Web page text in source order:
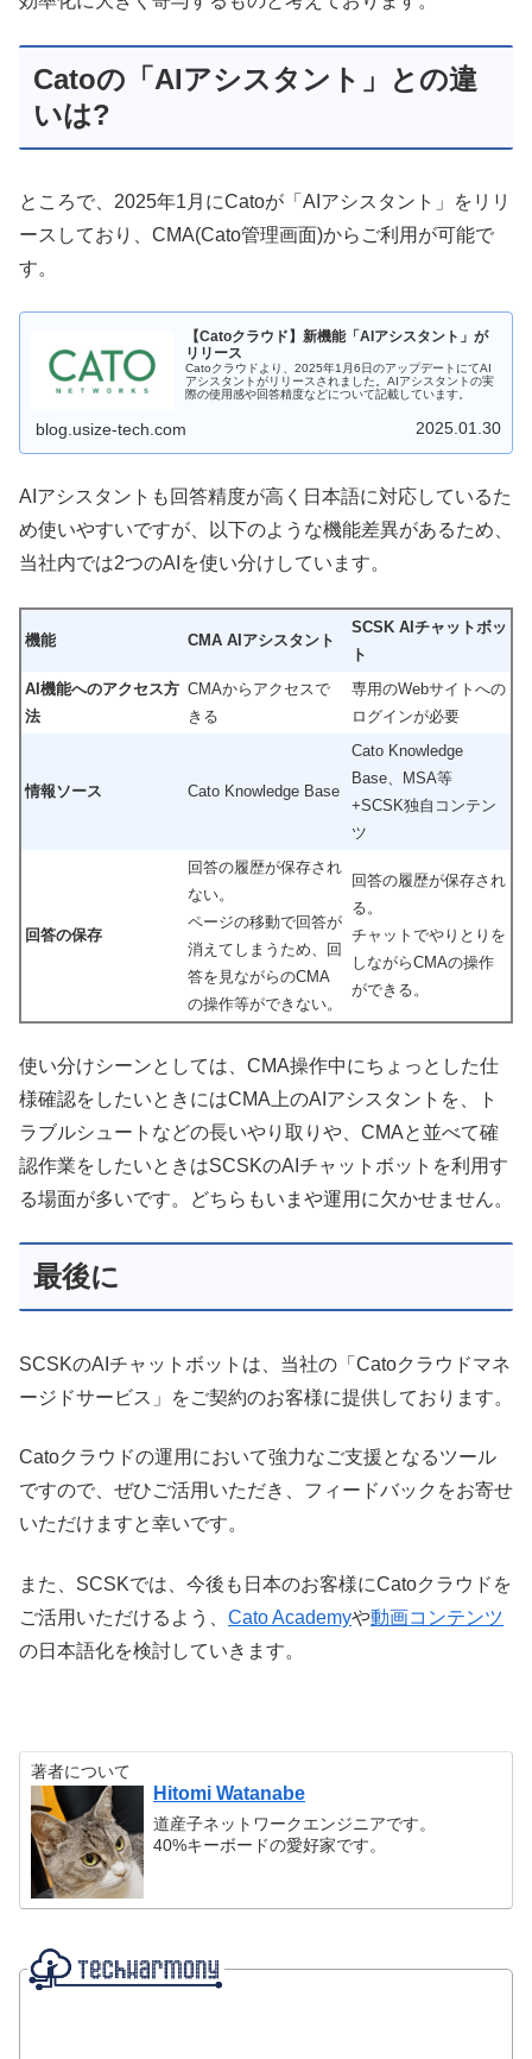
Catoの「AIアシスタント」との違
いは?
ところで、2025年1月にCatoが「AIアシスタント」をリリ
ースしており、CMA(Cato管理画面)からご利用が可能で
す。
【Catoクラウド】新機能「AIアシスタント」が
リリース
Catoクラウドより、2025年1月6日のアップデートにてAI
アシスタントがリリースされました。AIアシスタントの実
際の使用感や回答精度などについて記載しています。
blog.usize-tech.com 2025.01.30
AIアシスタントも回答精度が高く日本語に対応しているた
め使いやすいですが、以下のような機能差異があるため、
当社内では2つのAIを使い分けしています。
機能 CMA AIアシスタント
SCSK AIチャットボッ
ト
AI機能へのアクセス方
法
CMAからアクセスで
きる
専用のWebサイトへの
ログインが必要
情報ソース Cato Knowledge Base
Cato Knowledge
Base、MSA等
+SCSK独自コンテン
ツ
回答の保存
回答の履歴が保存され
ない。
ページの移動で回答が
消えてしまうため、回
答を見ながらのCMA
の操作等ができない。
回答の履歴が保存され
る。
チャットでやりとりを
しながらCMAの操作
ができる。
使い分けシーンとしては、CMA操作中にちょっとした仕
様確認をしたいときにはCMA上のAIアシスタントを、ト
ラブルシュートなどの長いやり取りや、CMAと並べて確
認作業をしたいときはSCSKのAIチャットボットを利用す
る場面が多いです。どちらもいまや運用に欠かせません。
最後に
SCSKのAIチャットボットは、当社の「Catoクラウドマネ
ージドサービス」をご契約のお客様に提供しております。
Catoクラウドの運用において強力なご支援となるツール
ですので、ぜひご活用いただき、フィードバックをお寄せ
いただけますと幸いです。
また、SCSKでは、今後も日本のお客様にCatoクラウドを
ご活用いただけるよう、 Cato Academyや動画コンテンツ
の日本語化を検討していきます。
著者について
Hitomi Watanabe
道産子ネットワークエンジニアです。
40%キーボードの愛好家です。